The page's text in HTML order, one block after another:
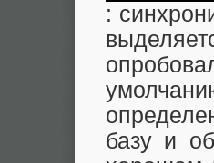
:
базу и